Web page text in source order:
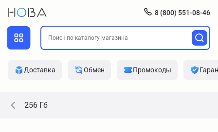
8 (800) 551-08-46
Доставка Обмен Промокоды
256 Гб